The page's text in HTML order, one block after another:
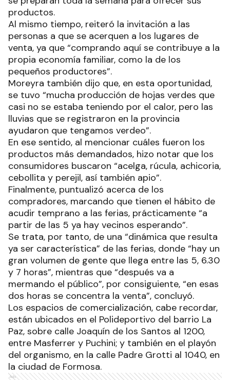
productos.
Al mismo tiempo, reiteró la invitación a las
personas a que se acerquen a los lugares de
venta, ya que “comprando aquí se contribuye a la
propia economía familiar, como la de los
pequeños productores”.
Moreyra también dijo que, en esta oportunidad,
se tuvo “mucha producción de hojas verdes que
casi no se estaba teniendo por el calor, pero las
lluvias que se registraron en la provincia
ayudaron que tengamos verdeo”.
En ese sentido, al mencionar cuáles fueron los
productos más demandados, hizo notar que los
consumidores buscaron “acelga, rúcula, achicoria,
cebollita y perejil, así también apio”.
Finalmente, puntualizó acerca de los
compradores, marcando que tienen el hábito de
acudir temprano a las ferias, prácticamente “a
partir de las 5 ya hay vecinos esperando”.
Se trata, por tanto, de una “dinámica que resulta
ya ser característica” de las ferias, donde “hay un
gran volumen de gente que llega entre las 5, 6.30
y 7 horas”, mientras que “después va a
mermando el público”, por consiguiente, “en esas
dos horas se concentra la venta”, concluyó.
Los espacios de comercialización, cabe recordar,
están ubicados en el Polideportivo del barrio La
Paz, sobre calle Joaquín de los Santos al 1200,
entre Masferrer y Puchini; y también en el playón
del organismo, en la calle Padre Grotti al 1040, en
la ciudad de Formosa.
Ads